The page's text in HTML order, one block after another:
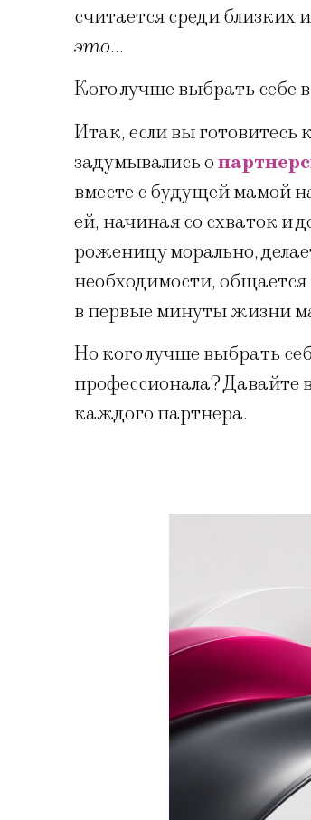
считается среди близких
это…
Кого лучше выбрать
Итак, если вы готовитесь к
задумывались о
вместе с будущей мамой
ей, начиная со схваток и
роженицу морально,
необходимости,
в первые минуты жизни
Но кого лучше выбрать
профессионала? Давайте
каждого партнера.